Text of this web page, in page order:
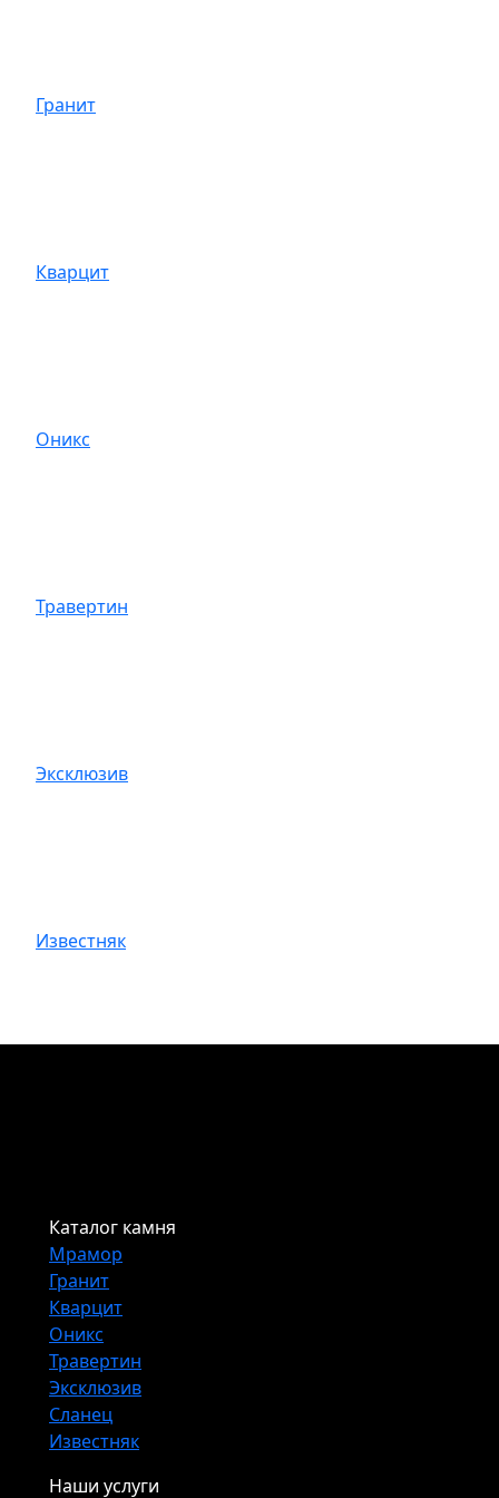
Гранит
Кварцит
Оникс
Травертин
Эксклюзив
Известняк
Каталог камня
Мрамор
Гранит
Кварцит
Оникс
Травертин
Эксклюзив
Сланец
Известняк
Наши услуги